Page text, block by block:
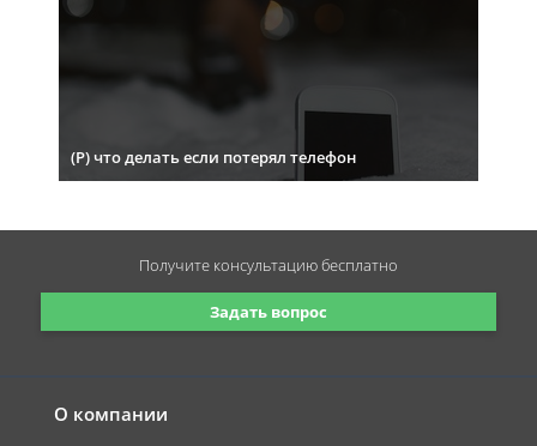
(Р) что делать если потерял телефон
О компании
Задать вопрос
Получите консультациюбесплатно